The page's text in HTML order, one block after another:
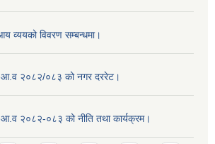
विवरण सम्बन्धमा।
आ.व २०८२/०८३ को नगर दररेट।
आ.व २०८२-०८३ को नीति तथा कार्यक्रम।